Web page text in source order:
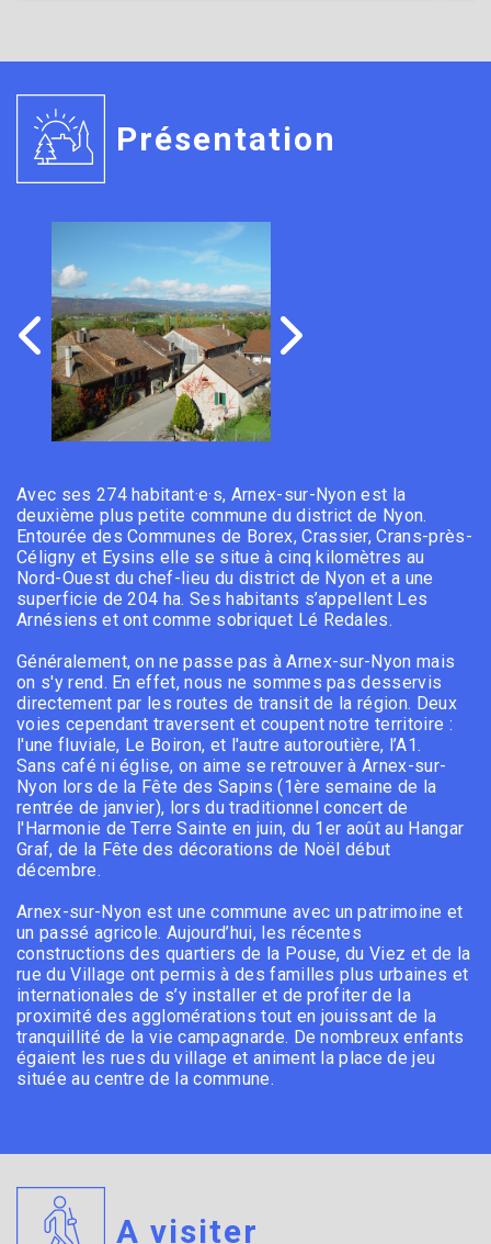
Présentation
Avec ses 274 habitant·e·s, Arnex-sur-Nyon est la
deuxième plus petite commune du district de Nyon.
Entourée des Communes de Borex, Crassier, Crans-près-
Céligny et Eysins elle se situe à cinq kilomètres au
Nord-Ouest du chef-lieu du district de Nyon et a une
superficie de 204 ha. Ses habitants s’appellent Les
Arnésiens et ont comme sobriquet Lé Redales.
Généralement, on ne passe pas à Arnex-sur-Nyon mais
on s'y rend. En effet, nous ne sommes pas desservis
directement par les routes de transit de la région. Deux
voies cependant traversent et coupent notre territoire :
l'une fluviale, Le Boiron, et l'autre autoroutière, l’A1.
Sans café ni église, on aime se retrouver à Arnex-sur-
Nyon lors de la Fête des Sapins (1ère semaine de la
rentrée de janvier), lors du traditionnel concert de
l'Harmonie de Terre Sainte en juin, du 1er août au Hangar
Graf, de la Fête des décorations de Noël début
décembre.
Arnex-sur-Nyon est une commune avec un patrimoine et
un passé agricole. Aujourd’hui, les récentes
constructions des quartiers de la Pouse, du Viez et de la
rue du Village ont permis à des familles plus urbaines et
internationales de s’y installer et de profiter de la
proximité des agglomérations tout en jouissant de la
tranquillité de la vie campagnarde. De nombreux enfants
égaient les rues du village et animent la place de jeu
située au centre de la commune.
A visiter